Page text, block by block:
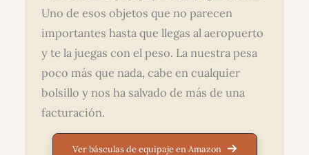
Uno de esos objetos que no parecen
importantes hasta que llegas al aeropuerto
y te la juegas con el peso. La nuestra pesa
poco más que nada, cabe en cualquier
bolsillo y nos ha salvado de más de una
facturación.
Ver básculas de equipaje en Amazon